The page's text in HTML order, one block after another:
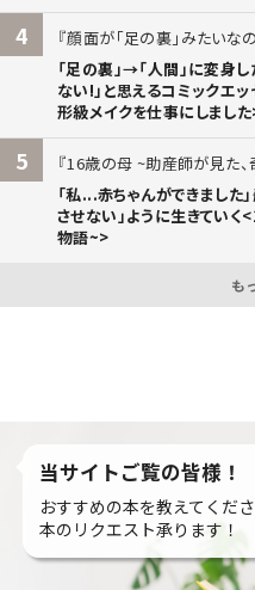
4
顔面が「足の裏」みたいな
「足の裏」→「人間」に変身
ない!」と思えるコミックエ
形級メイクを仕事にしまし
5
16歳の母 ~助産師が見た
「私...赤ちゃんができました」
させない」ように生きてい
物語~>
も
当サイトご覧の皆様！
おすすめの本を教えてくださ
本のリクエスト承ります！